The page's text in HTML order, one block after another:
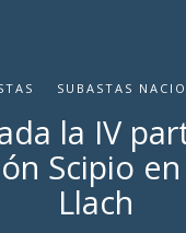
SUBASTAS
la IV
Scipio
Llach